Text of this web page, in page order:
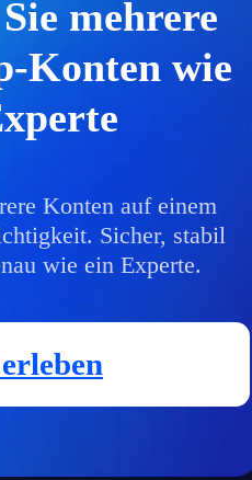
mehrere
Konten wie
Konten auf einem
Sicher, stabil
wie ein Experte.